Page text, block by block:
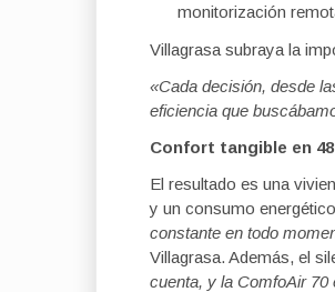
monitorización
Villagrasa subraya la
«Cada decisión, desde
eficiencia que busc
Confort tangible en
El resultado es una
y un consumo
constante en todo
Villagrasa. Además, el
cuenta, y la ComfoAir 70